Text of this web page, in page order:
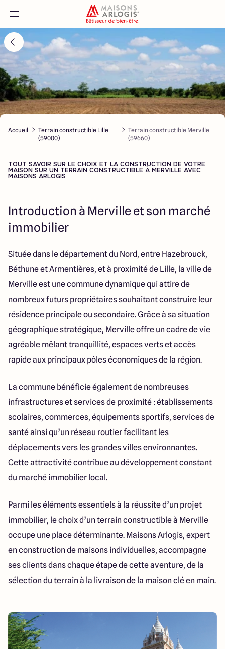
Accueil
Nos maisons
Nos annonces
Votre projet
Qui sommes-nous
Maisons ARLOGIS Nord
Lille - Villeneuve d'Ascq
4.4 4.8
Accueil
Terrain constructible Lille
(59000)
Terrain constructible Merville
(59660)
TOUT SAVOIR SUR LE CHOIX ET LA CONSTRUCTION DE VOTRE
MAISON SUR UN TERRAIN CONSTRUCTIBLE À MERVILLE AVEC
MAISONS ARLOGIS
Introduction à Merville et son marché
immobilier
Située dans le département du Nord, entre Hazebrouck,
Béthune et Armentières, et à proximité de Lille, la ville de
Merville est une commune dynamique qui attire de
nombreux futurs propriétaires souhaitant construire leur
résidence principale ou secondaire. Grâce à sa situation
géographique stratégique, Merville offre un cadre de vie
agréable mêlant tranquillité, espaces verts et accès
rapide aux principaux pôles économiques de la région.
La commune bénéficie également de nombreuses
infrastructures et services de proximité : établissements
scolaires, commerces, équipements sportifs, services de
santé ainsi qu’un réseau routier facilitant les
déplacements vers les grandes villes environnantes.
Cette attractivité contribue au développement constant
du marché immobilier local.
Parmi les éléments essentiels à la réussite d’un projet
immobilier, le choix d’un terrain constructible à Merville
occupe une place déterminante. Maisons Arlogis, expert
en construction de maisons individuelles, accompagne
ses clients dans chaque étape de cette aventure, de la
sélection du terrain à la livraison de la maison clé en main.